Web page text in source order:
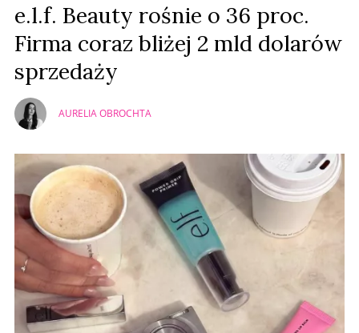
e.l.f. Beauty rośnie o 36 proc.
Firma coraz bliżej 2 mld dolarów
sprzedaży
AURELIA OBROCHTA